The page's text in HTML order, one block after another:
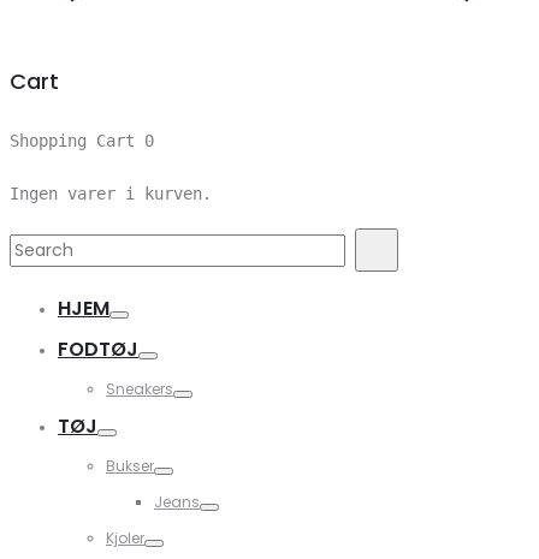
Cart
Shopping Cart 0
Ingen varer i kurven.
Search
HJEM
FODTØJ
Sneakers
TØJ
Bukser
Jeans
Kjoler